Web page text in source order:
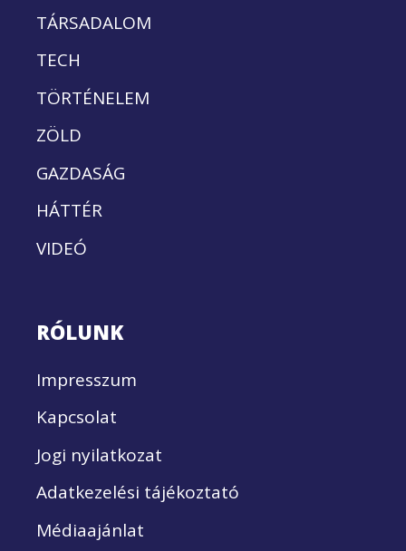
TÁRSADALOM
TECH
TÖRTÉNELEM
ZÖLD
GAZDASÁG
HÁTTÉR
VIDEÓ
RÓLUNK
Impresszum
Kapcsolat
Jogi nyilatkozat
Adatkezelési tájékoztató
Médiaajánlat